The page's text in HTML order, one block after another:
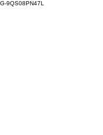
G-9QS08PN47L